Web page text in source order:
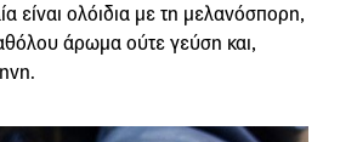
είναι ολόιδια με τη μελανόσπορη,
άρωμα ούτε γεύση και,